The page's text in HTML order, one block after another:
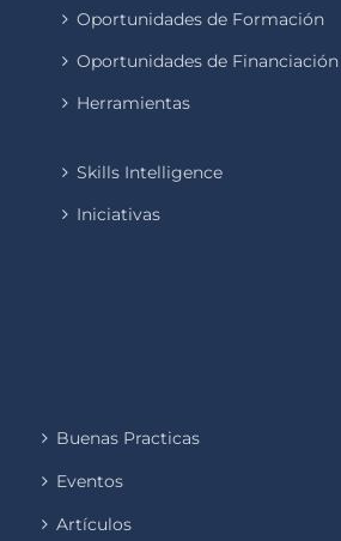
Oportunidades de Formación
Oportunidades de Financiación
Herramientas
Skills Intelligence
Iniciativas
Buenas Practicas
Eventos
Artículos